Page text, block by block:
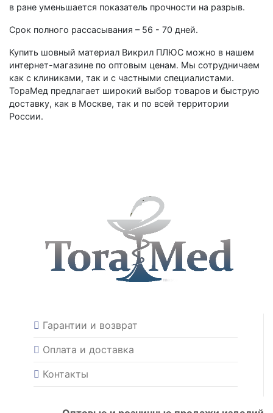
в ране уменьшается показатель прочности на разрыв.
Срок полного рассасывания – 56 - 70 дней.
Купить шовный материал Викрил ПЛЮС можно в нашем
интернет-магазине по оптовым ценам. Мы сотрудничаем
как с клиниками, так и с частными специалистами.
ТораМед предлагает широкий выбор товаров и быструю
доставку, как в Москве, так и по всей территории
России.
Гарантии и возврат
Оплата и доставка
Контакты